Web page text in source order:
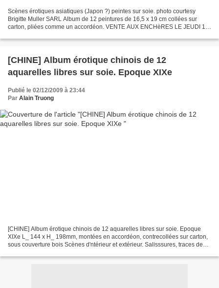
Scènes érotiques asiatiques (Japon ?) peintes sur soie. photo courtesy
Brigitte Muller SARL Album de 12 peintures de 16,5 x 19 cm collées sur
carton, pliées comme un accordéon. VENTE AUX ENCHèRES LE JEUDI 15
[CHINE] Album érotique chinois de 12
aquarelles libres sur soie. Epoque XIXe
Publié le 02/12/2009 à 23:44
Par Alain Truong
[CHINE] Album érotique chinois de 12 aquarelles libres sur soie. Epoque
XIXe L_ 144 x H_ 198mm, montées en accordéon, contrecollées sur carton,
sous couverture bois Scènes d'ntérieur et extérieur. Salisssures, traces de